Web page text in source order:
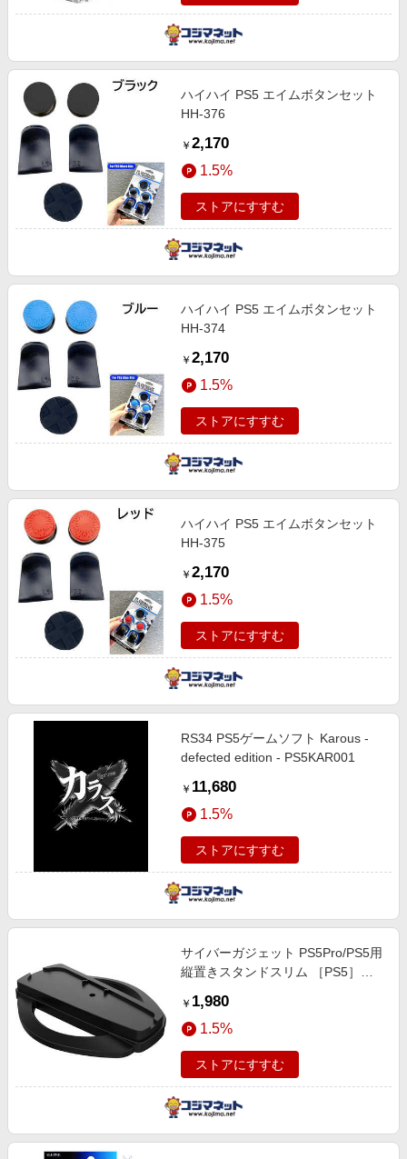
ハイハイ PS5 エイムボタンセット
HH-376
￥ 2,170
1.5%
ストアにすすむ
ハイハイ PS5 エイムボタンセット
HH-374
￥ 2,170
1.5%
ストアにすすむ
ハイハイ PS5 エイムボタンセット
HH-375
￥ 2,170
1.5%
ストアにすすむ
RS34 PS5ゲームソフト Karous -
defected edition - PS5KAR001
￥ 11,680
1.5%
ストアにすすむ
サイバーガジェット PS5Pro/PS5用
縦置きスタンドスリム ［PS5］
￥ 1,980
1.5%
ストアにすすむ